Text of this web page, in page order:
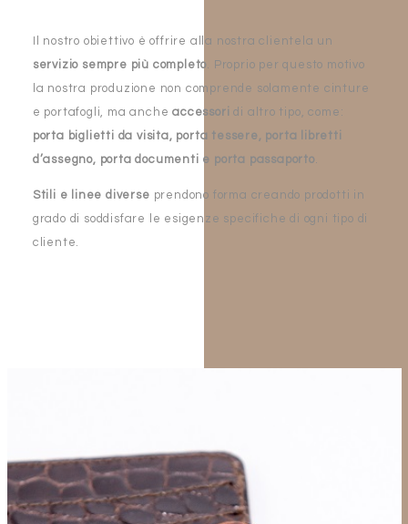
Il nostro obiettivo è offrire alla nostra clientela un
servizio sempre più completo. Proprio per questo motivo
la nostra produzione non comprende solamente cinture
e portafogli, ma ancheaccessori di altro tipo, come:
porta biglietti da visita, porta tessere, porta libretti
d’assegno, porta documenti e porta passaporto.
Stili e linee diverse prendono forma creando prodotti in
grado di soddisfare le esigenze specifiche di ogni tipo di
cliente.